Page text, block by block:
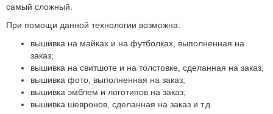
самый сложный.
При помощи данной технологии возможна:
вышивка на майках и на футболках, выполненная на
заказ;
вышивка на свитшоте и на толстовке, сделанная на заказ;
вышивка фото, выполненная на заказ;
вышивка эмблем и логотипов на заказ;
вышивка шевронов, сделанная на заказ и т.д.